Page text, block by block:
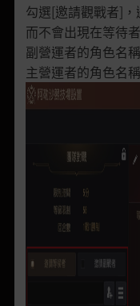
勾選[邀請觀戰者]
而不會出現在等待
副營運者的角色名
主營運者的角色名